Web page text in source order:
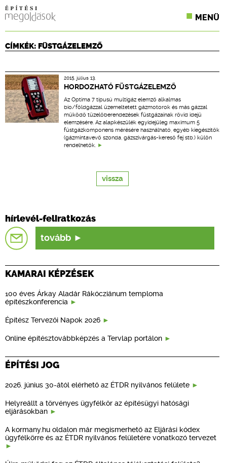
MENÜ
KONFERENCIÁK
CPR TERMÉKKIÍRÁS
ÉPÍTÉSI JOG
ONLINE KÉPZÉSEK
CÍMKÉK: FÜSTGÁZELEMZŐ
2015. július 13.
HORDOZHATÓ FÜSTGÁZELEMZŐ
Az Optima 7 típusú multigáz elemző alkalmas
bio/földgázzal üzemeltetett gázmotorok és más gázzal
működő tüzelőberendezések füstgázainak rövid idejű
elemzésére. Az alapkészülék egyidejűleg maximum 5
füstgázkomponens mérésére használható, egyéb kiegészítők
(gázmintavevő szonda, gázszivárgás-kereső fej stb.) külön
rendelhetők.
vissza
hírlevél-feliratkozás
tovább
KAMARAI KÉPZÉSEK
100 éves Árkay Aladár Rákócziánum temploma
építészkonferencia
Építész Tervezői Napok 2026
Online építésztovábbképzés a Tervlap portálon
ÉPÍTÉSI JOG
2026. június 30-ától elérhető az ÉTDR nyilvános felülete
Helyreállt a törvényes ügyfélkör az építésügyi hatósági
eljárásokban
A kormany.hu oldalon már megismerhető az Eljárási kódex
ügyfélkörre és az ÉTDR nyilvános felületére vonatkozó tervezet